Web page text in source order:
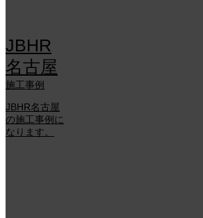
JBHR
名古屋
施工事例
JBHR名古屋
の施工事例に
なります。